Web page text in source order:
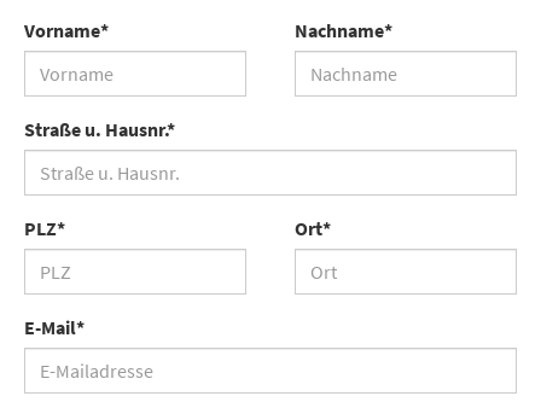
Vorname* Nachname*
Straße u. Hausnr.*
PLZ* Ort*
E-Mail*